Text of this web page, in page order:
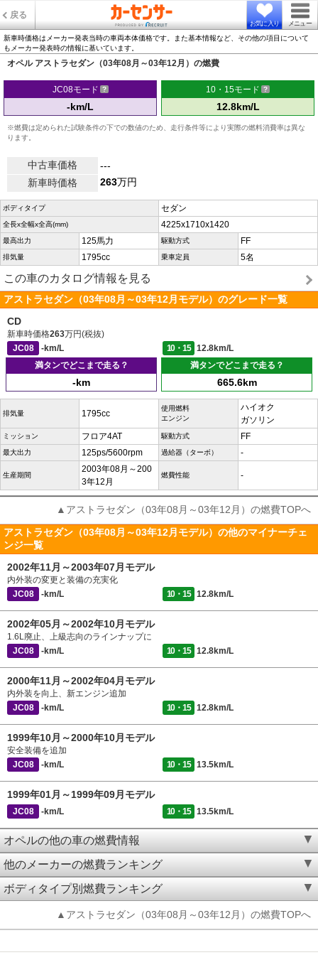
戻る
お気に入り メニュー
新車時価格はメーカー発表当時の車両本体価格です。また基本情報など、その他の項目について
もメーカー発表時の情報に基いています。
オペル アストラセダン（03年08月～03年12月）の燃費
JC08モード
-km/L
10・15モード
12.8km/L
※燃費は定められた試験条件の下での数値のため、走行条件等により実際の燃料消費率は異な
ります。
中古車価格
---
新車時価格
263万円
ボディタイプ セダン
全長x全幅x全高(mm) 4225x1710x1420
最高出力 125馬力 駆動方式 FF
排気量 1795cc 乗車定員 5名
この車のカタログ情報を見る
アストラセダン（03年08月～03年12月モデル）のグレード一覧
CD
新車時価格263万円(税抜)
JC08
-km/L 10・15
12.8km/L
満タンでどこまで走る？
-km
満タンでどこまで走る？
665.6km
排気量 1795cc
使用燃料
エンジン
ハイオク
ガソリン
ミッション フロア4AT 駆動方式 FF
最大出力 125ps/5600rpm 過給器（ターボ） -
生産期間
2003年08月～200
3年12月
燃費性能 -
▲アストラセダン（03年08月～03年12月）の燃費TOPへ
アストラセダン（03年08月～03年12月モデル）の他のマイナーチェ
ンジ一覧
2002年11月～2003年07月モデル
内外装の変更と装備の充実化
JC08
-km/L 10・15 12.8km/L
2002年05月～2002年10月モデル
1.6L廃止、上級志向のラインナップに
JC08
-km/L 10・15 12.8km/L
2000年11月～2002年04月モデル
内外装を向上、新エンジン追加
JC08
-km/L 10・15 12.8km/L
1999年10月～2000年10月モデル
安全装備を追加
JC08
-km/L 10・15 13.5km/L
1999年01月～1999年09月モデル
JC08 -km/L 10・15 13.5km/L
オペルの他の車の燃費情報
他のメーカーの燃費ランキング
ボディタイプ別燃費ランキング
▲アストラセダン（03年08月～03年12月）の燃費TOPへ